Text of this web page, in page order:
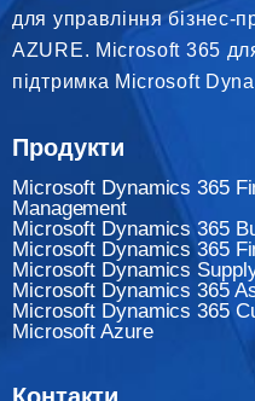
для управління бізнес-
AZURE. Microsoft 365
підтримка Microsoft
Продукти
Microsoft Dynamics 365
Management
Microsoft Dynamics 365
Microsoft Dynamics 365
Мicrosoft Dynamics
Microsoft Dynamics 365
Microsoft Dynamics 365
Microsoft Azure